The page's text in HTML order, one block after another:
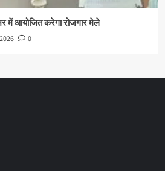
में आयोजित करेगा रोजगार मेले
0